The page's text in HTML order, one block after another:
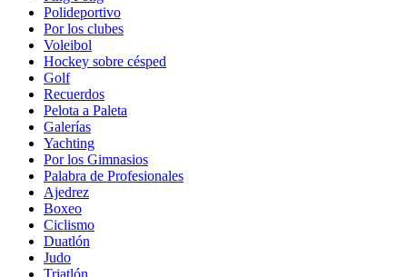
Polideportivo
Por los clubes
Voleibol
Hockey sobre césped
Golf
Recuerdos
Pelota a Paleta
Galerías
Yachting
Por los Gimnasios
Palabra de Profesionales
Ajedrez
Boxeo
Ciclismo
Duatlón
Judo
Triatlón